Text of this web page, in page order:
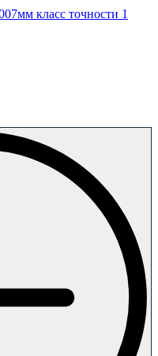
класс точности 1